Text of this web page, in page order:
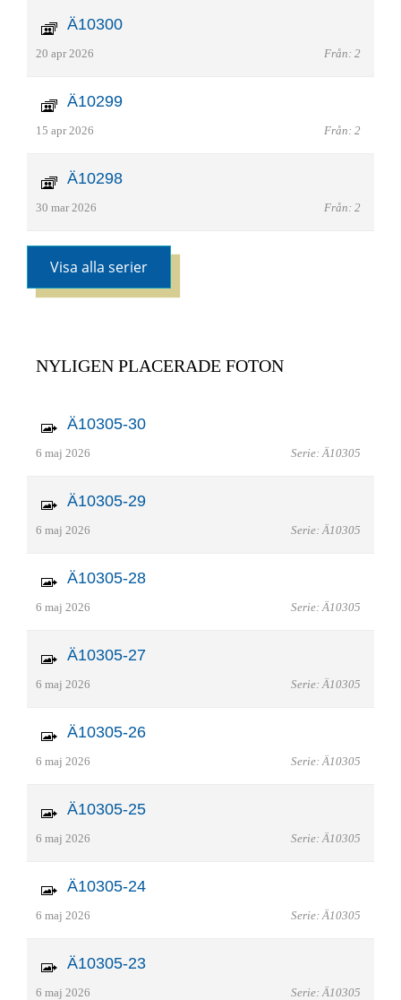
Ä10300
20 apr 2026 Från: 2
Ä10299
15 apr 2026 Från: 2
Ä10298
30 mar 2026 Från: 2
Visa alla serier
NYLIGEN PLACERADE FOTON
Ä10305-30
6 maj 2026 Serie: Ä10305
Ä10305-29
6 maj 2026 Serie: Ä10305
Ä10305-28
6 maj 2026 Serie: Ä10305
Ä10305-27
6 maj 2026 Serie: Ä10305
Ä10305-26
6 maj 2026 Serie: Ä10305
Ä10305-25
6 maj 2026 Serie: Ä10305
Ä10305-24
6 maj 2026 Serie: Ä10305
Ä10305-23
6 maj 2026 Serie: Ä10305